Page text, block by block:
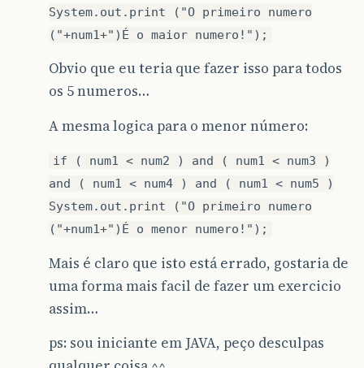
System.out.print ("O primeiro numero
("+num1+")É o maior numero!");
Obvio que eu teria que fazer isso para todos
os 5 numeros…
A mesma logica para o menor número:
if ( num1 < num2 ) and ( num1 < num3 )
and ( num1 < num4 ) and ( num1 < num5 )
System.out.print ("O primeiro numero
("+num1+")É o menor numero!");
Mais é claro que isto está errado, gostaria de
uma forma mais facil de fazer um exercicio
assim…
ps: sou iniciante em JAVA, peço desculpas